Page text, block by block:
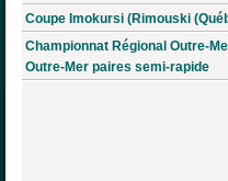
Coupe Imokursi (Rimouski
Championnat Régional Outre-
Outre-Mer paires semi-rapide